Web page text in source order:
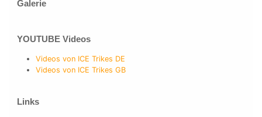
Galerie
YOUTUBE Videos
Videos von ICE Trikes DE
Videos von ICE Trikes GB
Links